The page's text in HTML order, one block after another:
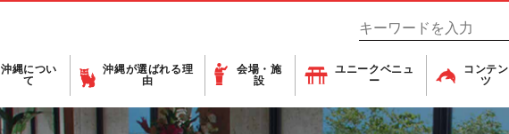
沖縄につい
て
沖縄が選ばれる理
由
会場・施
設
ユニークベニュ
ー
コンテン
ツ